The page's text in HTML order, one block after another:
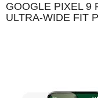
GOOGLE PIXEL 9
ULTRA-WIDE FIT